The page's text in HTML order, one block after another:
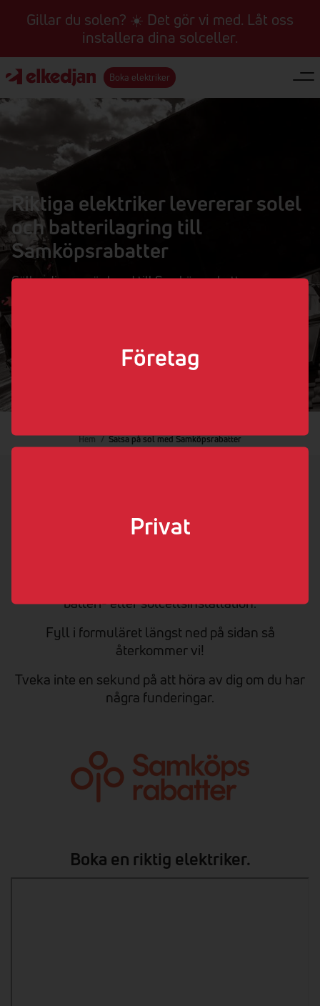
Gillar du solen? ☀️ Det gör vi med. Låt oss
installera dina solceller.
Boka elektriker
Företag
Privat
Riktiga elektriker levererar solel
och batterilagring till
Samköpsrabatter
Gäller dig som är kund till Samköpsrabatter
Hem / Satsa på sol med Samköpsrabatter
Vi har koll på allt vad det gäller elinstallation, inte
solceller och batterilagring. Känn dig trygg
batteri- eller solcellsinstallation.
Fyll i formuläret längst ned på sidan så
återkommer vi!
Tveka inte en sekund på att höra av dig om du har
några funderingar.
Boka en riktig elektriker.